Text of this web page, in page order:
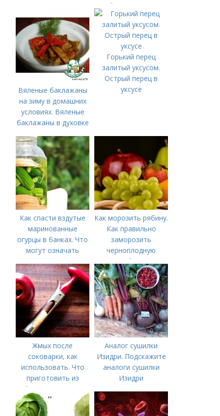
собственном соку
Вяленые баклажаны
на зиму в домашних
условиях. Вяленые
баклажаны в духовке
приготовления на
зиму с фото в
домашних условиях
Горький перец
залитый уксусом.
Острый перец в
уксусе
Как спасти вздутые
маринованные
огурцы в банках. Что
могут означать
вздувшиеся банки?
Как морозить рябину.
Как правильно
заморозить
черноплодную
рябину
Жмых после
соковарки, как
использовать. Что
приготовить из
яблочного пюре от
сока после
соковарки,
Аналог сушилки
Изидри. Подскажите
аналоги сушилки
Изидри